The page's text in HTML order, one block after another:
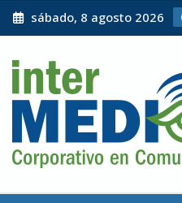
Skip
to
sábado, 8 agosto 2026